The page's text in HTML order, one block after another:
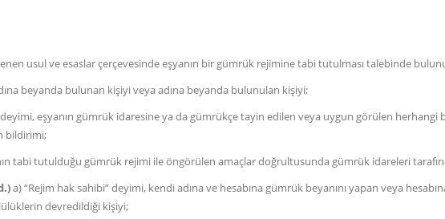
usul ve esaslar çerçevesinde eşyanın bir gümrük rejimine tabi tutulması talebinde
beyanda bulunan kişiyi veya adına beyanda bulunulan kişiyi;
eşyanın gümrük idaresine ya da gümrükçe tayin edilen veya uygun görülen herhangi
bildirimi;
tutulduğu gümrük rejimi ile öngörülen amaçlar doğrultusunda gümrük idareleri
a) “Rejim hak sahibi” deyimi, kendi adına ve hesabına gümrük beyanını yapan veya
devredildiği kişiyi;